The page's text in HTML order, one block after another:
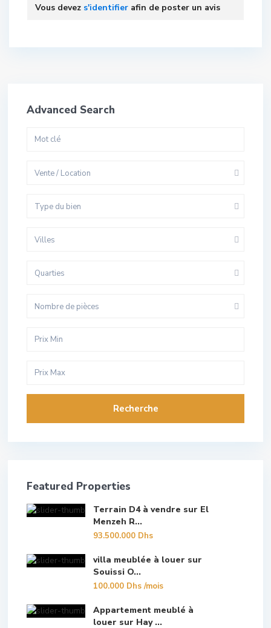
Vous devez s'identifier afin de poster un avis
Advanced Search
Vente / Location
Type du bien
Villes
Quarties
Nombre de pièces
Recherche
Featured Properties
Terrain D4 à vendre sur El
Menzeh R...
93.500.000 Dhs
villa meublée à louer sur
Souissi O...
100.000 Dhs/mois
Appartement meublé à
louer sur Hay ...